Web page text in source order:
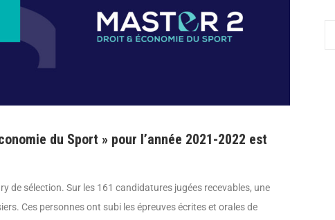
du Sport » pour l’année 2021-2022 est
de sélection. Sur les 161 candidatures jugées recevables, une
Ces personnes ont subi les épreuves écrites et orales de